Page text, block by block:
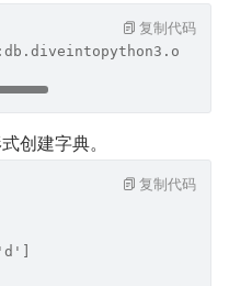
复制代码
创建字典。
复制代码